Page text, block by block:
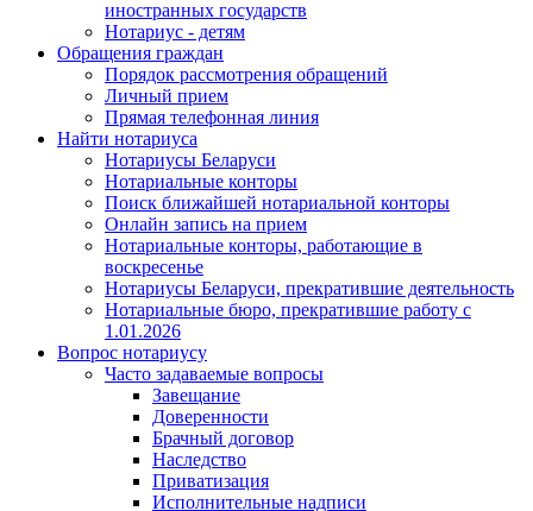
иностранных государств
Нотариус - детям
Обращения граждан
Порядок рассмотрения обращений
Личный прием
Прямая телефонная линия
Найти нотариуса
Нотариусы Беларуси
Нотариальные конторы
Поиск ближайшей нотариальной конторы
Онлайн запись на прием
Нотариальные конторы, работающие в
воскресенье
Нотариусы Беларуси, прекратившие деятельность
Нотариальные бюро, прекратившие работу с
1.01.2026
Вопрос нотариусу
Часто задаваемые вопросы
Завещание
Доверенности
Брачный договор
Наследство
Приватизация
Исполнительные надписи